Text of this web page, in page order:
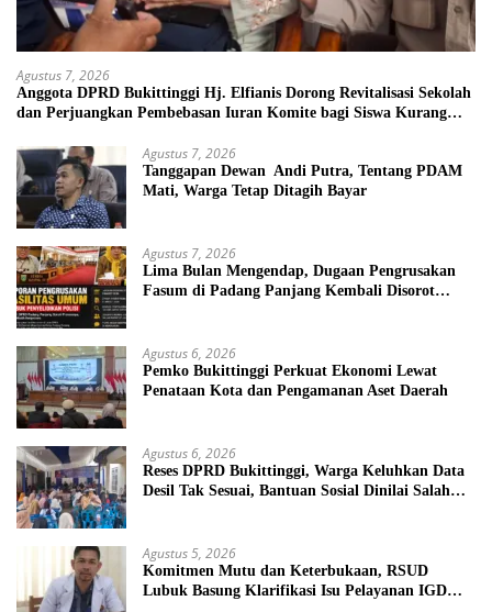
Agustus 7, 2026
Anggota DPRD Bukittinggi Hj. Elfianis Dorong Revitalisasi Sekolah
dan Perjuangkan Pembebasan Iuran Komite bagi Siswa Kurang
Agustus 7, 2026
Tanggapan Dewan Andi Putra, Tentang PDAM
Mati, Warga Tetap Ditagih Bayar
Agustus 7, 2026
Lima Bulan Mengendap, Dugaan Pengrusakan
Fasum di Padang Panjang Kembali Disorot
Agustus 6, 2026
Pemko Bukittinggi Perkuat Ekonomi Lewat
Penataan Kota dan Pengamanan Aset Daerah
Agustus 6, 2026
Reses DPRD Bukittinggi, Warga Keluhkan Data
Desil Tak Sesuai, Bantuan Sosial Dinilai Salah
Agustus 5, 2026
Komitmen Mutu dan Keterbukaan, RSUD
Lubuk Basung Klarifikasi Isu Pelayanan IGD